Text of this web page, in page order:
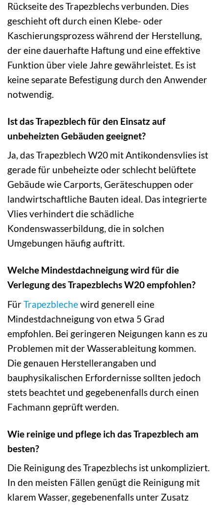
Rückseite des Trapezblechs verbunden. Dies
geschieht oft durch einen Klebe- oder
Kaschierungsprozess während der Herstellung,
der eine dauerhafte Haftung und eine effektive
Funktion über viele Jahre gewährleistet. Es ist
keine separate Befestigung durch den Anwender
notwendig.
Ist das Trapezblech für den Einsatz auf
unbeheizten Gebäuden geeignet?
Ja, das Trapezblech W20 mit Antikondensvlies ist
gerade für unbeheizte oder schlecht belüftete
Gebäude wie Carports, Geräteschuppen oder
landwirtschaftliche Bauten ideal. Das integrierte
Vlies verhindert die schädliche
Kondenswasserbildung, die in solchen
Umgebungen häufig auftritt.
Welche Mindestdachneigung wird für die
Verlegung des Trapezblechs W20 empfohlen?
FürTrapezblechewird generell eine
Mindestdachneigung von etwa 5 Grad
empfohlen. Bei geringeren Neigungen kann es zu
Problemen mit der Wasserableitung kommen.
Die genauen Herstellerangaben und
bauphysikalischen Erfordernisse sollten jedoch
stets beachtet und gegebenenfalls durch einen
Fachmann geprüft werden.
Wie reinige und pflege ich das Trapezblech am
besten?
Die Reinigung des Trapezblechs ist unkompliziert.
In den meisten Fällen genügt die Reinigung mit
klarem Wasser, gegebenenfalls unter Zusatz